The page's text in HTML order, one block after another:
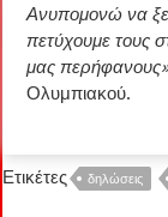
Ανυπομονώ να
πετύχουμε τους
μας
Ολυμπιακού.
Ετικέτες δηλώσεις